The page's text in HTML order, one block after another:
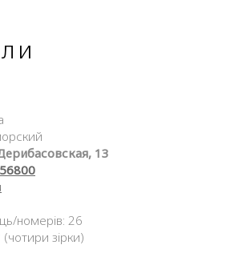
13
номерів: 26
зірки)